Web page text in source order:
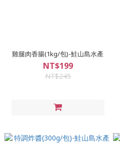
雞腿肉香腸(1kg/包)-鮭山島水產
NT$199
NT$245